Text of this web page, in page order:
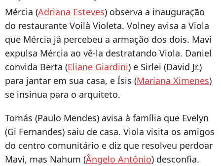
Mércia (Adriana Esteves) observa a inauguração
do restaurante Voilà Violeta. Volney avisa a Viola
que Mércia já percebeu a armação dos dois. Mavi
expulsa Mércia ao vê-la destratando Viola. Daniel
convida Berta (Eliane Giardini) e Sirlei (David Jr.)
para jantar em sua casa, e Ísis (Mariana Ximenes)
se insinua para o arquiteto.
Tomás (Paulo Mendes) avisa à família que Evelyn
(Gi Fernandes) saiu de casa. Viola visita os amigos
do centro comunitário e diz que resolveu perdoar
Mavi, mas Nahum (Ângelo Antônio) desconfia.